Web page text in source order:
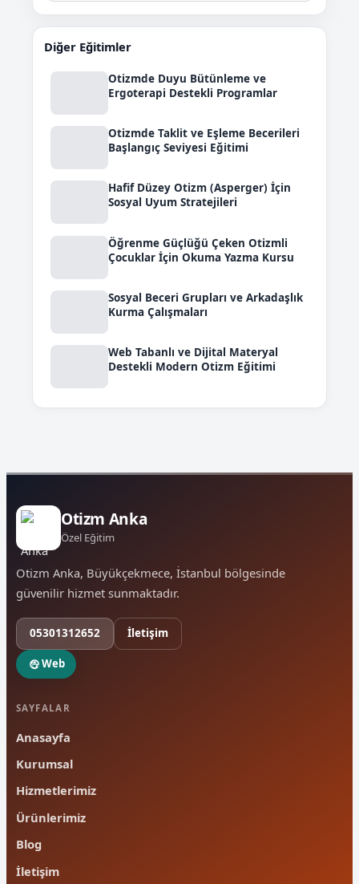
Diğer Eğitimler
Otizmde Duyu Bütünleme ve
Ergoterapi Destekli Programlar
Otizmde Taklit ve Eşleme Becerileri
Başlangıç Seviyesi Eğitimi
Hafif Düzey Otizm (Asperger) İçin
Sosyal Uyum Stratejileri
Öğrenme Güçlüğü Çeken Otizmli
Çocuklar İçin Okuma Yazma Kursu
Sosyal Beceri Grupları ve Arkadaşlık
Kurma Çalışmaları
Web Tabanlı ve Dijital Materyal
Destekli Modern Otizm Eğitimi
Otizm Anka
Özel Eğitim
Otizm Anka, Büyükçekmece, İstanbul bölgesinde
güvenilir hizmet sunmaktadır.
05301312652 İletişim
Web
SAYFALAR
Anasayfa
Kurumsal
Hizmetlerimiz
Ürünlerimiz
Blog
İletişim